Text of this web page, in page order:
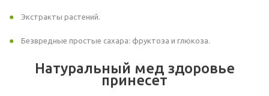
Экстракты растений.
Безвредные простые сахара: фруктоза и глюкоза.
Натуральный мед здоровье
принесет